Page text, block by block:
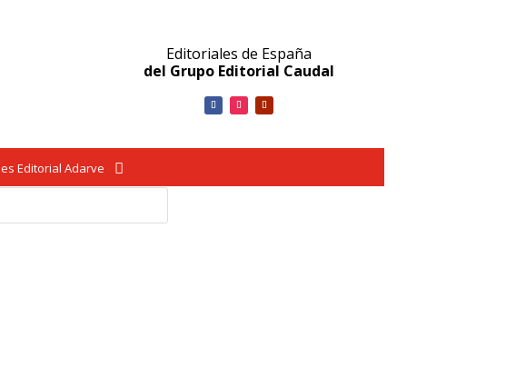
Editoriales de España
del Grupo Editorial Caudal
Editorial Adarve